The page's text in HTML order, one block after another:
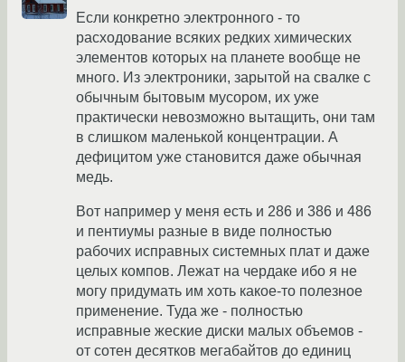
Если конкретно электронного - то
расходование всяких редких химических
элементов которых на планете вообще не
много. Из электроники, зарытой на свалке с
обычным бытовым мусором, их уже
практически невозможно вытащить, они там
в слишком маленькой концентрации. А
дефицитом уже становится даже обычная
медь.
Вот например у меня есть и 286 и 386 и 486
и пентиумы разные в виде полностью
рабочих исправных системных плат и даже
целых компов. Лежат на чердаке ибо я не
могу придумать им хоть какое-то полезное
применение. Туда же - полностью
исправные жеские диски малых объемов -
от сотен десятков мегабайтов до единиц